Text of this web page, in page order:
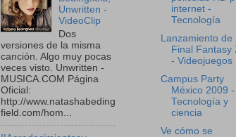
Unwritten -
VideoClip
Dos
versiones de la misma
canción. Algo muy pocas
veces visto. Unwritten -
MUSICA.COM Página
Oficial:
http://www.natashabeding
field.com/hom...
internet -
Tecnología
Lanzamiento de
Final Fantasy
- Videojuegos
Campus Party
México 2009 -
Tecnología y
ciencia
Ve cómo se